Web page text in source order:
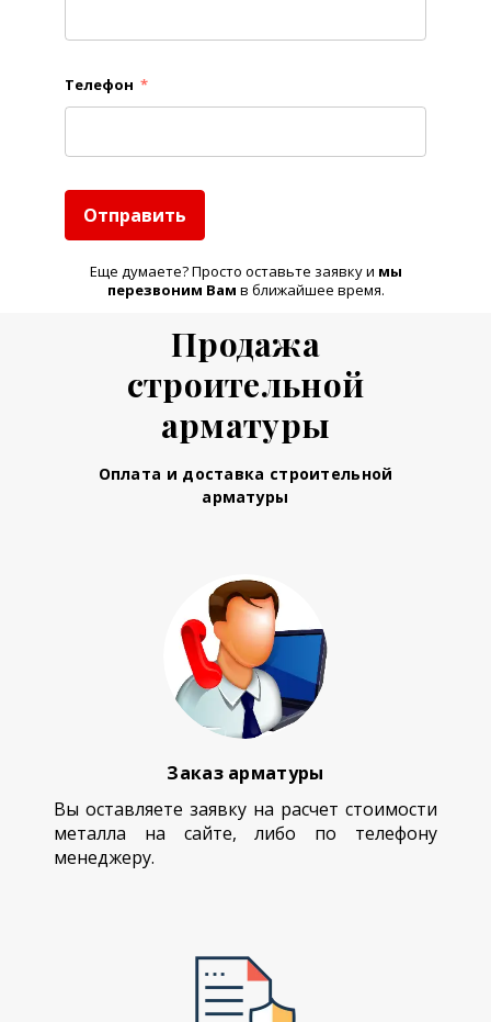
Телефон *
Отправить
Еще думаете? Просто оставьте заявку и мы
перезвоним Вам в ближайшее время.
Продажа
строительной
арматуры
Оплата и доставка строительной
арматуры
Заказ арматуры
Вы оставляете заявку на расчет стоимости
металла на сайте, либо по телефону
менеджеру.